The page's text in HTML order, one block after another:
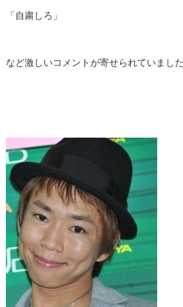
「自粛しろ」
など激しいコメントが寄せられていました